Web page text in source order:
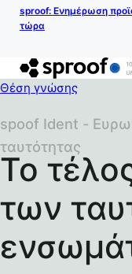
sproof: Ενημέρωση
τώρα
Θέση γνώσης
Το
των
spoof Ident -
ταυτότητας